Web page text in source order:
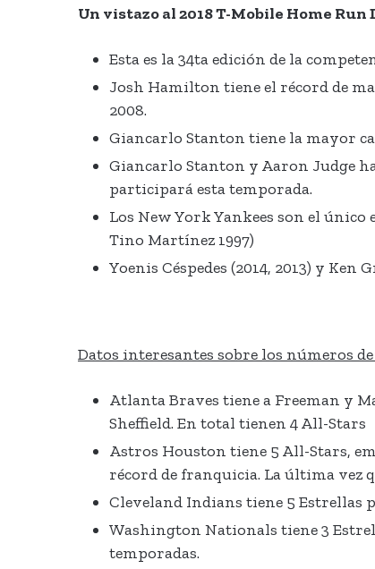
Un vistazo al2018 T-Mobile Home Run
Esta es la 34ta edición de la
Josh Hamilton tiene el récord de
2008.
Giancarlo Stanton tiene la mayor
Giancarlo Stanton y Aaron Judge
participará esta temporada.
Los New York Yankees son el único
Tino Martínez 1997)
Yoenis Céspedes (2014, 2013) y
Datos interesantes sobre los números
Atlanta Braves tiene a Freeman y
Sheffield. En total tienen 4 All-Stars
Astros Houston tiene 5 All-Stars,
récord de franquicia. La última vez
Cleveland Indians tiene 5 Estrellas
Washington Nationals tiene 3
temporadas.